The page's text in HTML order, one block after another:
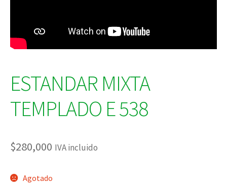
ESTANDAR MIXTA
TEMPLADO E 538
$280,000 IVA incluido
Agotado